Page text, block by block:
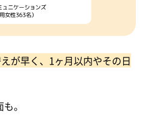
が早く、1ヶ月以内やその日
。